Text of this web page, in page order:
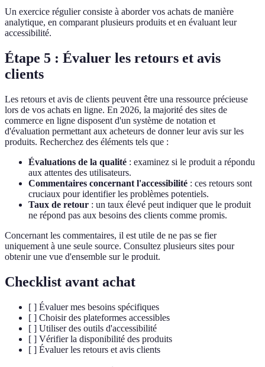
Un exercice régulier consiste à aborder vos achats de manière
analytique, en comparant plusieurs produits et en évaluant leur
accessibilité.
Étape 5 : Évaluer les retours et avis
clients
Les retours et avis de clients peuvent être una ressource précieuse
lors de vos achats en ligne. En 2026, la majorité des sites de
commerce en ligne disposent d'un système de notation et
d'évaluation permettant aux acheteurs de donner leur avis sur les
produits. Recherchez des éléments tels que :
Évaluations de la qualité : examinez si le produit a répondu
aux attentes des utilisateurs.
Commentaires concernant l'accessibilité : ces retours sont
cruciaux pour identifier les problèmes potentiels.
Taux de retour : un taux élevé peut indiquer que le produit
ne répond pas aux besoins des clients comme promis.
Concernant les commentaires, il est utile de ne pas se fier
uniquement à une seule source. Consultez plusieurs sites pour
obtenir une vue d'ensemble sur le produit.
Checklist avant achat
[ ] Évaluer mes besoins spécifiques
[ ] Choisir des plateformes accessibles
[ ] Utiliser des outils d'accessibilité
[ ] Vérifier la disponibilité des produits
[ ] Évaluer les retours et avis clients